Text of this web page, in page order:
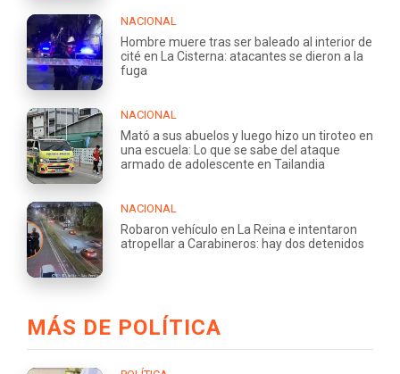
NACIONAL
Hombre muere tras ser baleado al interior de
cité en La Cisterna: atacantes se dieron a la
fuga
NACIONAL
Mató a sus abuelos y luego hizo un tiroteo en
una escuela: Lo que se sabe del ataque
armado de adolescente en Tailandia
NACIONAL
Robaron vehículo en La Reina e intentaron
atropellar a Carabineros: hay dos detenidos
MÁS DE POLÍTICA